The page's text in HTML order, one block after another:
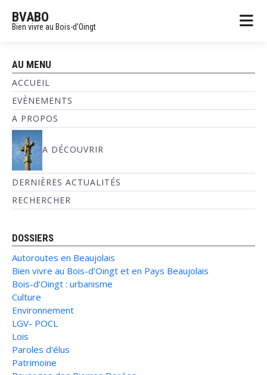
BVABO
Bien vivre au Bois-d'Oingt
AU MENU
ACCUEIL
EVÈNEMENTS
A PROPOS
A DÉCOUVRIR
DERNIÈRES ACTUALITÉS
RECHERCHER
DOSSIERS
Autoroutes en Beaujolais
Bien vivre au Bois-d'Oingt et en Pays Beaujolais
Bois-d'Oingt : urbanisme
Culture
Environnement
LGV- POCL
Lois
Paroles d'élus
Patrimoine